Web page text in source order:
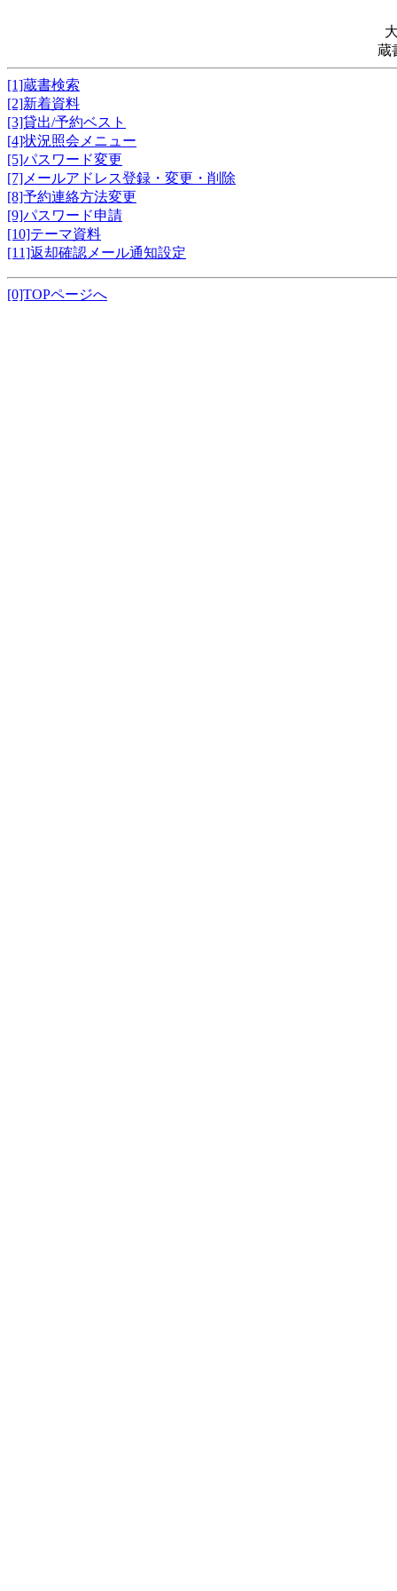
蔵
[1]蔵書検索
[2]新着資料
[3]貸出/予約ベスト
[4]状況照会メニュー
[5]パスワード変更
[7]メールアドレス登録・変更・削除
[8]予約連絡方法変更
[9]パスワード申請
[10]テーマ資料
[11]返却確認メール通知設定
[0]TOPページへ